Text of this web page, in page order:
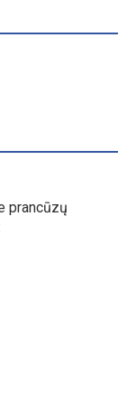
prancūzų